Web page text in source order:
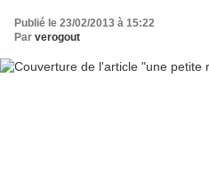
Publié le 23/02/2013 à 15:22
Par verogout